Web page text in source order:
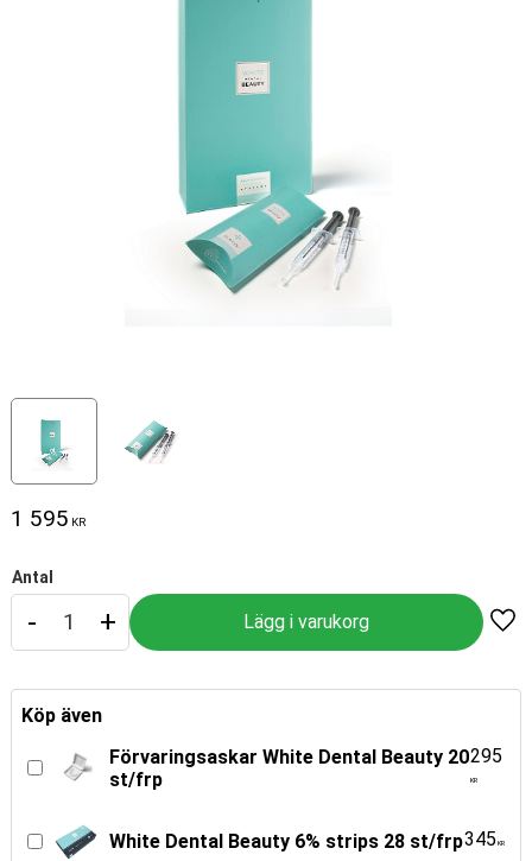
1 595 KR
Antal
+
-
Köp även
Förvaringsaskar White Dental Beauty 20
st/frp
295
KR
White Dental Beauty 6% strips 28 st/frp345 KR